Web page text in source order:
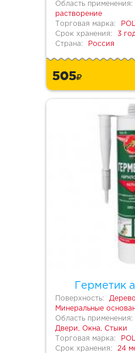
Область применения:
растворение
Торговая марка:
Срок хранения:
3
Страна:
Россия
505
Герметик
Поверхность:
Минеральные
Область применения:
Двери, Окна, Стыки
Торговая марка:
Срок хранения:
24